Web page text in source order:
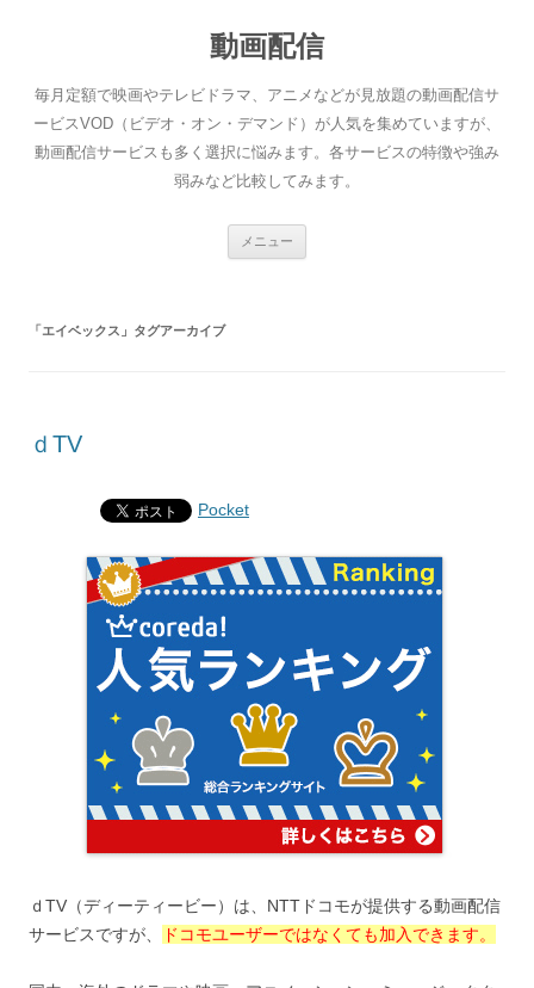
動画配信
毎月定額で映画やテレビドラマ、アニメなどが見放題の動画配信サ
ービスVOD（ビデオ・オン・デマンド）が人気を集めていますが、
動画配信サービスも多く選択に悩みます。各サービスの特徴や強み
弱みなど比較してみます。
メニュー
「エイベックス 」タグアーカイブ
ｄTV
Pocket
ｄTV（ディーティービー）は、NTTドコモが提供する動画配信
サービスですが、
ドコモユーザーではなくても加入できます。